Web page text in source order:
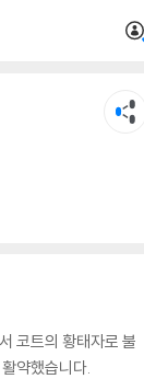
코트의 황태자로 불
약했습니다.